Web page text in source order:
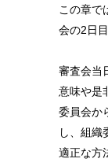
この章で
会の2日
審査会当
意味や是
委員会か
し、組織
適正な方